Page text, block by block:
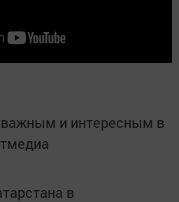
и интересным в
в